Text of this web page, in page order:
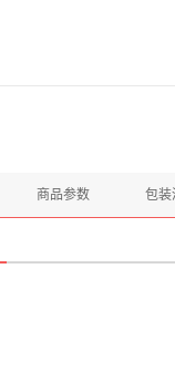
商品参数 包装